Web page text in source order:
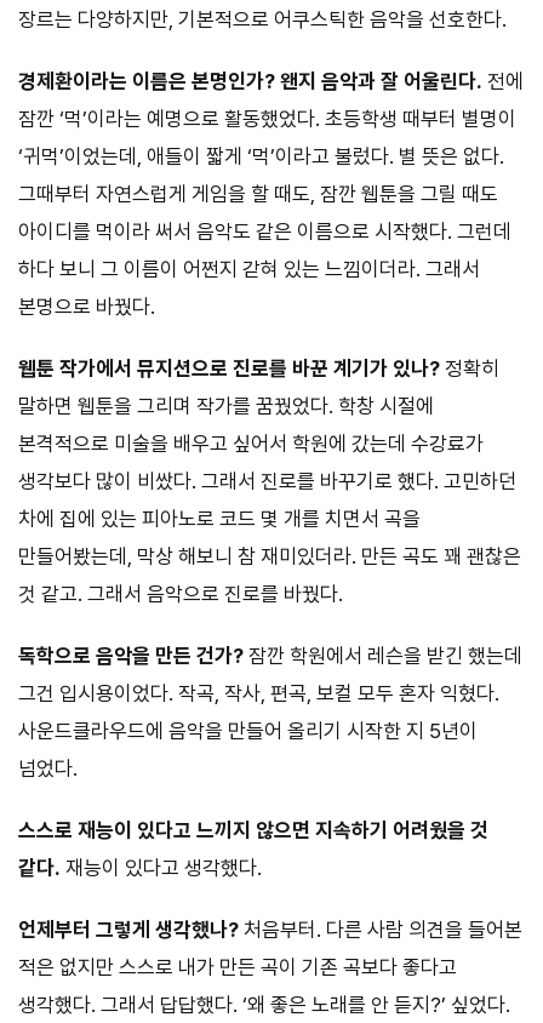
장르는 다양하지만, 기본적으로 어쿠스틱한 음악을 선호한다.
경제환이라는 이름은 본명인가? 왠지 음악과 잘 어울린다. 전에
잠깐 ‘먹’이라는 예명으로 활동했었다. 초등학생 때부터 별명이
‘귀먹’이었는데, 애들이 짧게 ‘먹’이라고 불렀다. 별 뜻은 없다.
그때부터 자연스럽게 게임을 할 때도, 잠깐 웹툰을 그릴 때도
아이디를 먹이라 써서 음악도 같은 이름으로 시작했다. 그런데
하다 보니 그 이름이 어쩐지 갇혀 있는 느낌이더라. 그래서
본명으로 바꿨다.
웹툰 작가에서 뮤지션으로 진로를 바꾼 계기가 있나? 정확히
말하면 웹툰을 그리며 작가를 꿈꿨었다. 학창 시절에
본격적으로 미술을 배우고 싶어서 학원에 갔는데 수강료가
생각보다 많이 비쌌다. 그래서 진로를 바꾸기로 했다. 고민하던
차에 집에 있는 피아노로 코드 몇 개를 치면서 곡을
만들어봤는데, 막상 해보니 참 재미있더라. 만든 곡도 꽤 괜찮은
것 같고. 그래서 음악으로 진로를 바꿨다.
독학으로 음악을 만든 건가? 잠깐 학원에서 레슨을 받긴 했는데
그건 입시용이었다. 작곡, 작사, 편곡, 보컬 모두 혼자 익혔다.
사운드클라우드에 음악을 만들어 올리기 시작한 지 5년이
넘었다.
스스로 재능이 있다고 느끼지 않으면 지속하기 어려웠을 것
같다. 재능이 있다고 생각했다.
언제부터 그렇게 생각했나? 처음부터. 다른 사람 의견을 들어본
적은 없지만 스스로 내가 만든 곡이 기존 곡보다 좋다고
생각했다. 그래서 답답했다. ‘왜 좋은 노래를 안 듣지?’ 싶었다.